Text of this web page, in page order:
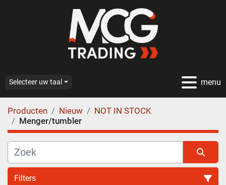
menu
Selecteer uw taal
Producten Nieuw
NOT IN STOCK
Menger/tumbler
Filters